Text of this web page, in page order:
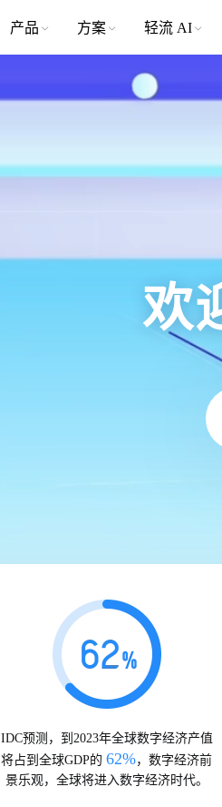
产品 方案 轻流 AI
欢
IDC预测，到2023年全球数字经济产值
将占到全球GDP的62%，数字经济前
景乐观，全球将进入数字经济时代。